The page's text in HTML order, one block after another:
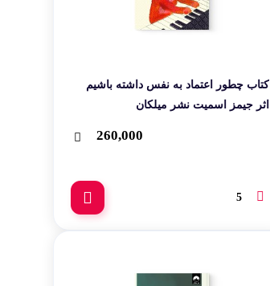
کتاب چطور اعتماد به نفس داشته باشیم
اثر جیمز اسمیت نشر میلکان
260,000
5